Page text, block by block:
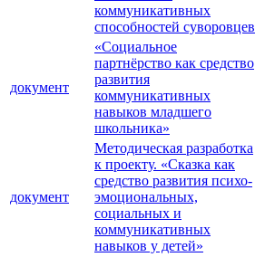
коммуникативных
способностей суворовцев
документ
«Социальное
партнёрство как средство
развития
коммуникативных
навыков младшего
школьника»
документ
Методическая разработка
к проекту. «Сказка как
средство развития психо-
эмоциональных,
социальных и
коммуникативных
навыков у детей»